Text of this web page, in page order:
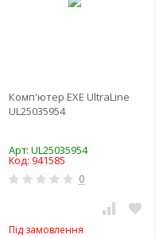
Комп'ютер EXE UltraLine
UL25035954
Арт: UL25035954
Код: 941585
0
Під замовлення